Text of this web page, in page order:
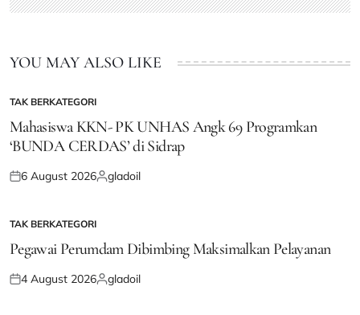
YOU MAY ALSO LIKE
POSTED
IN
TAK BERKATEGORI
Mahasiswa KKN- PK UNHAS Angk 69 Programkan
‘BUNDA CERDAS’ di Sidrap
Posted
6 August 2026Posted
gladoil
POSTED
IN
TAK BERKATEGORI
Pegawai Perumdam Dibimbing Maksimalkan Pelayanan
Posted
4 August 2026Posted
gladoil